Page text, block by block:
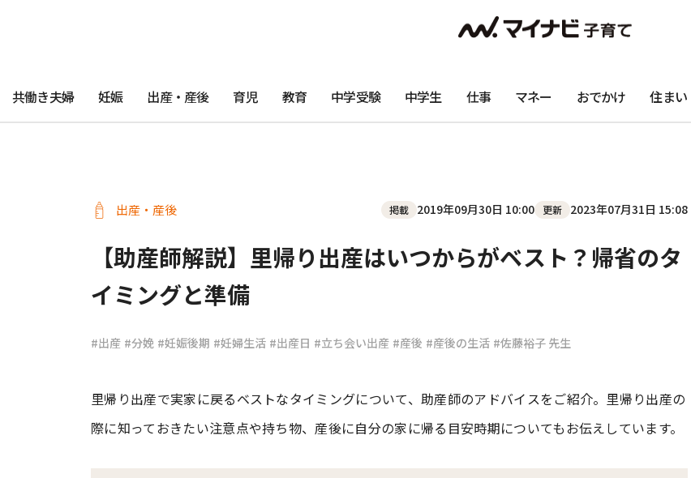
共働き夫婦 妊娠 出産・産後 育児 教育 中学受験 中学生 仕事 マネー おでかけ 住まい
出産・産後 掲載 2019年09月30日 10:00 更新 2023年07月31日 15:08
【助産師解説】里帰り出産はいつからがベスト？帰省のタ
イミングと準備
#出産 #分娩 #妊娠後期 #妊婦生活 #出産日 #立ち会い出産 #産後 #産後の生活 #佐藤裕子 先生
里帰り出産で実家に戻るベストなタイミングについて、助産師のアドバイスをご紹介。里帰り出産の
際に知っておきたい注意点や持ち物、産後に自分の家に帰る目安時期についてもお伝えしています。